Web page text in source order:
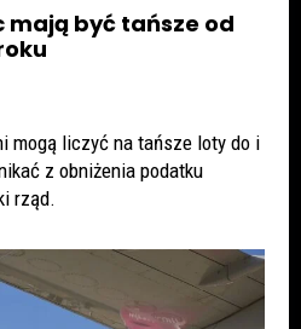
mają być tańsze od
mogą liczyć na tańsze loty do i
z obniżenia podatku
rząd.